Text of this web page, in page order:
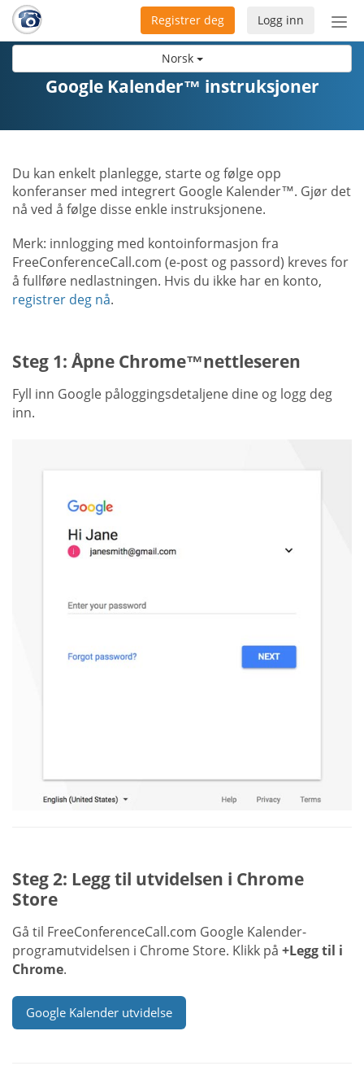
Norsk
Bytt
Logg inn
Registrer deg
Google Kalender™ instruksjoner
Du kan enkelt planlegge, starte og følge opp
konferanser med integrert Google Kalender™. Gjør det
nå ved å følge disse enkle instruksjonene.
Merk: innlogging med kontoinformasjon fra
FreeConferenceCall.com (e-post og passord) kreves for
å fullføre nedlastningen. Hvis du ikke har en konto,
registrer deg nå.
Steg 1: Åpne Chrome™nettleseren
Fyll inn Google påloggingsdetaljene dine og logg deg
inn.
Steg 2: Legg til utvidelsen i Chrome
Store
Gå til FreeConferenceCall.com Google Kalender-
programutvidelsen i Chrome Store. Klikk på +Legg til i
Chrome.
Google Kalender utvidelse